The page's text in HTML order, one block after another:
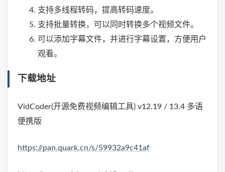
支持多线程转码，提高转码速度。
支持批量转换，可以同时转换多个视频文件。
可以添加字幕文件，并进行字幕设置，方便用户
观看。
下载地址
VidCoder(开源免费视频编辑工具) v12.19 / 13.4 多语
便携版
https://pan.quark.cn/s/59932a9c41af